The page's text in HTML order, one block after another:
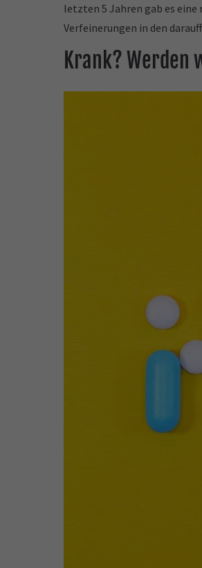
letzten 5 Jahren gab es
Verfeinerungen in den
Krank? Werden